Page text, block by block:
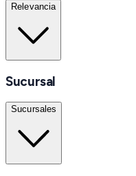
Relevancia
Sucursal
Sucursales